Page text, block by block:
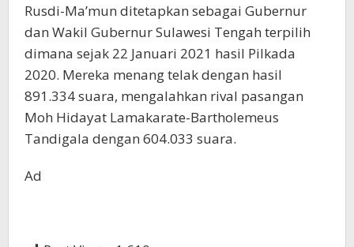
Rusdi-Ma’mun ditetapkan sebagai Gubernur
dan Wakil Gubernur Sulawesi Tengah terpilih
dimana sejak 22 Januari 2021 hasil Pilkada
2020. Mereka menang telak dengan hasil
891.334 suara, mengalahkan rival pasangan
Moh Hidayat Lamakarate-Bartholemeus
Tandigala dengan 604.033 suara.
Ad